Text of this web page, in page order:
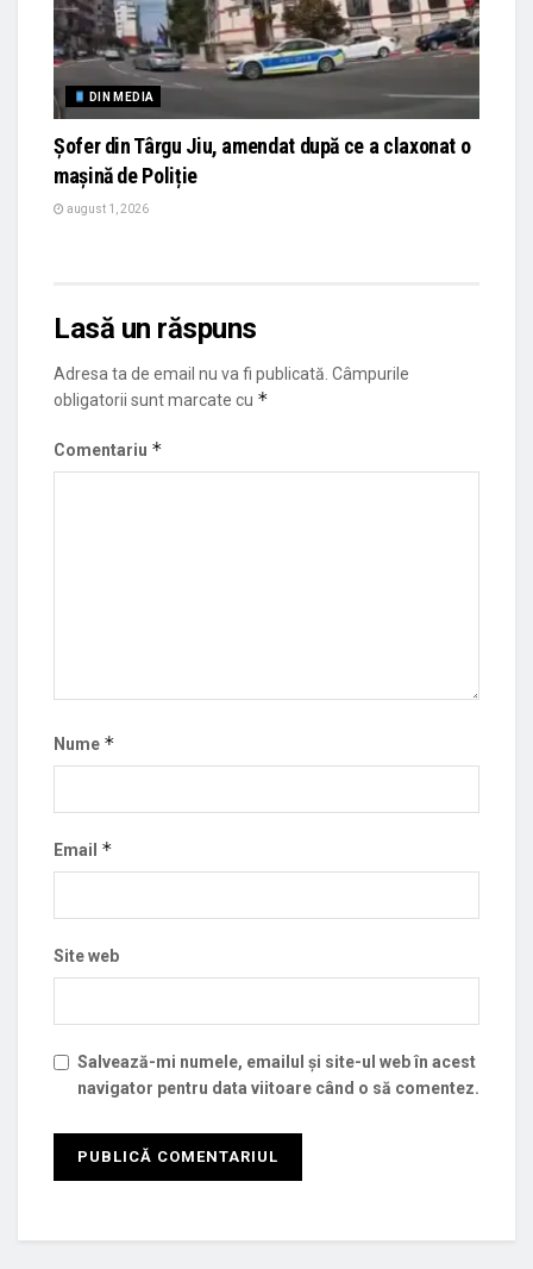
DIN MEDIA
Șofer din Târgu Jiu, amendat după ce a claxonat o
mașină de Poliție
august 1, 2026
Lasă un răspuns
Adresa ta de email nu va fi publicată. Câmpurile
obligatorii sunt marcate cu *
Comentariu *
Nume *
Email *
Site web
Salvează-mi numele, emailul și site-ul web în acest
navigator pentru data viitoare când o să comentez.